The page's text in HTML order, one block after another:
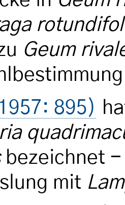
Geum
895)
bezeichnet -
mit